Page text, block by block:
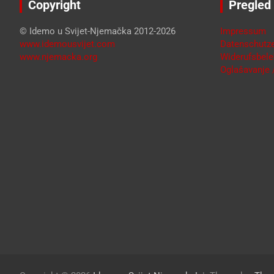
Copyright
© Idemo u Svijet-Njemačka 2012-2026
www.idemousvijet.com
www.njemacka.org
Pregled
Impressum